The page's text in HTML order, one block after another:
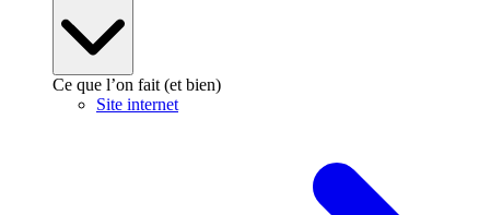
Ce que l’on fait (et bien)
Site internet